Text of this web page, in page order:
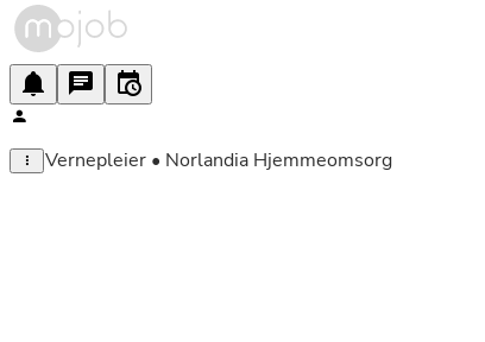
Vernepleier • Norlandia Hjemmeomsorg